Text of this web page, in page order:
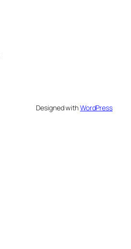
Designed withWordPress